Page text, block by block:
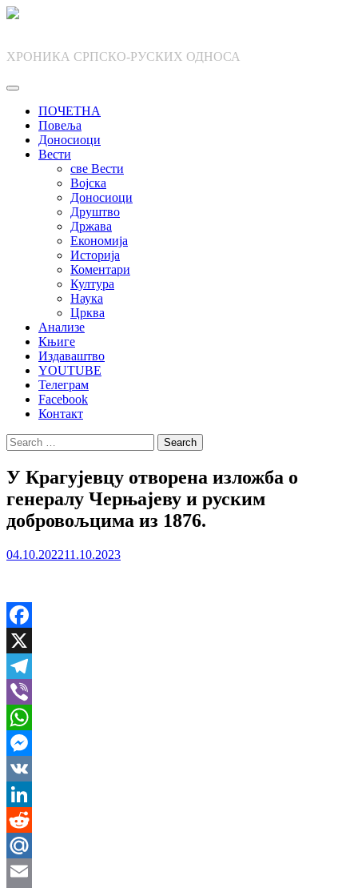
Skip
ХРОНИКА СРПСКО-РУСКИХ ОДНОСА
ПОЧЕТНА
Повеља
Доносиоци
Вести
све Вести
Војска
Доносиоци
Друштво
Држава
Економија
Историја
Коментари
Култура
Наука
Црква
Анализе
Књиге
Издаваштво
YOUTUBE
Телеграм
Facebook
Контакт
Search
for:
У Крагујевцу отворена изложба о
генералу Черњајеву и руским
добровољцима из 1876.
04.10.202211.10.2023
Facebook
X
Telegram
Viber
WhatsApp
Messenger
VK
LinkedIn
Reddit
Mail.Ru